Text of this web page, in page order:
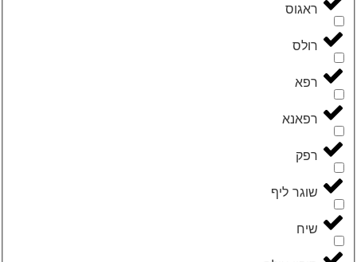
‮ראגוס‬
‮רולס‬
‮רפא‬
‮רפאנא‬
‮רפק‬
‮שוגר ליף‬
‮שיח‬